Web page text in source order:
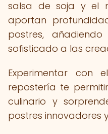
salsa de soja y el
aportan
postres,
sofisticado a las
Experimentar con
repostería te
culinario y
postres innovadores